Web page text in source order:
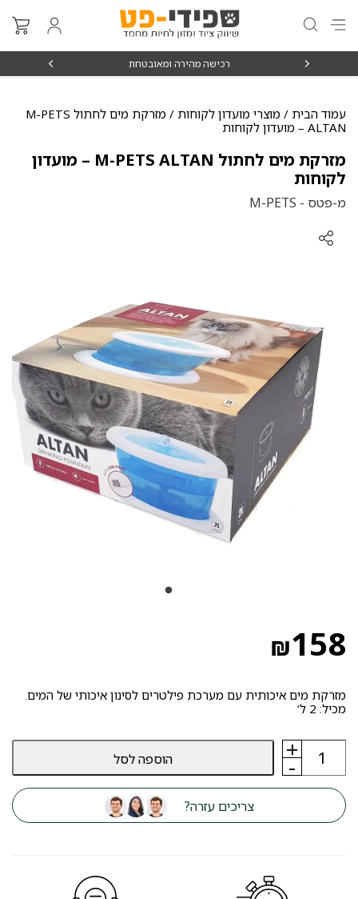
רכישה מהירה ומאובטחת
עמוד הבית / מוצרי מועדון לקוחות
/ מזרקת מים לחתול M-PETS
ALTAN – מועדון לקוחות
מזרקת מים לחתול M-PETS ALTAN – מועדון
לקוחות
מ-פטס - M-PETS
₪158
מזרקת מים איכותית עם מערכת פילטרים לסינון איכותי של המים.
מכיל: 2 ל‘
-
כמות
מזרקת
מים
לחתול
M-
PETS
+ הוספה לסל
צריכים עזרה?